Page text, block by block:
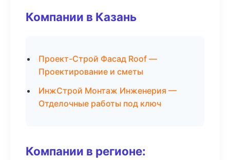
Компании в Казань
Проект-Строй Фасад Roof —
Проектирование и сметы
ИнжСтрой Монтаж Инженерия —
Отделочные работы под ключ
Компании в регионе: